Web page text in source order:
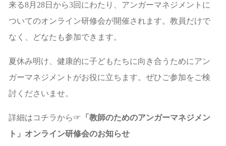
来る8月28日から3回にわたり、アンガーマネジメントに
ついてのオンライン研修会が開催されます。教員だけで
なく、どなたも参加できます。
夏休み明け、健康的に子どもたちに向き合うためにアン
ガーマネジメントがお役に立ちます。ぜひご参加をご検
討くださいませ。
詳細はコチラから☞ 「教師のためのアンガーマネジメン
ト」オンライン研修会のお知らせ